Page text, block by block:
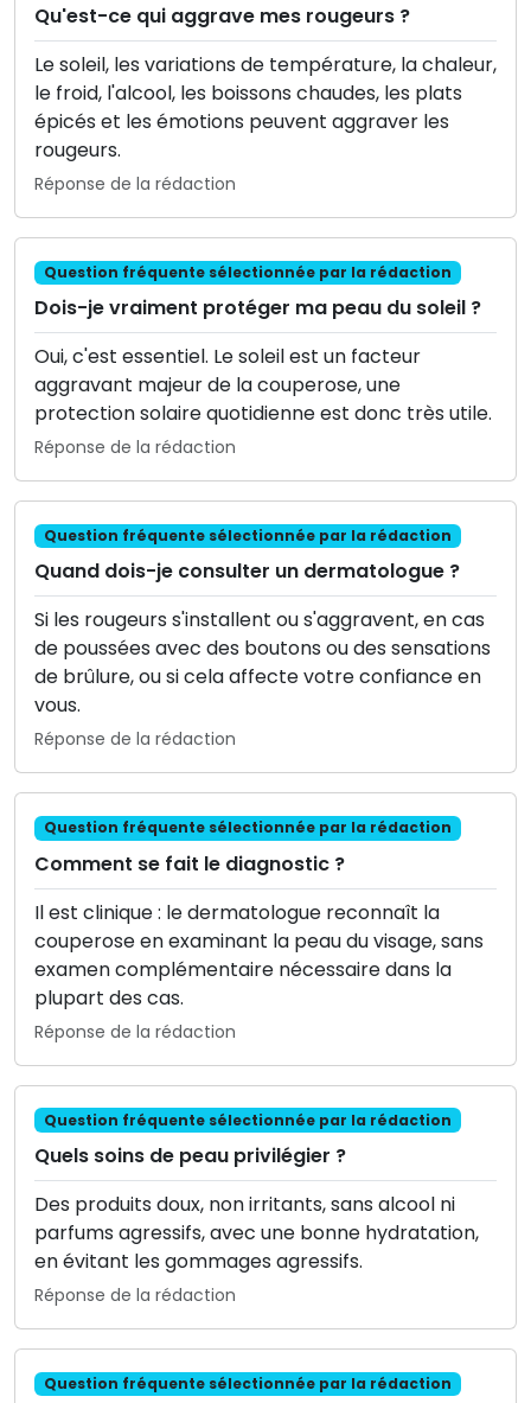
Qu'est-ce qui aggrave mes rougeurs ?
Le soleil, les variations de température, la chaleur,
le froid, l'alcool, les boissons chaudes, les plats
épicés et les émotions peuvent aggraver les
rougeurs.
Réponse de la rédaction
Question fréquente sélectionnée par la rédaction
Dois-je vraiment protéger ma peau du soleil ?
Oui, c'est essentiel. Le soleil est un facteur
aggravant majeur de la couperose, une
protection solaire quotidienne est donc très utile.
Réponse de la rédaction
Question fréquente sélectionnée par la rédaction
Quand dois-je consulter un dermatologue ?
Si les rougeurs s'installent ou s'aggravent, en cas
de poussées avec des boutons ou des sensations
de brûlure, ou si cela affecte votre confiance en
vous.
Réponse de la rédaction
Question fréquente sélectionnée par la rédaction
Comment se fait le diagnostic ?
Il est clinique : le dermatologue reconnaît la
couperose en examinant la peau du visage, sans
examen complémentaire nécessaire dans la
plupart des cas.
Réponse de la rédaction
Question fréquente sélectionnée par la rédaction
Quels soins de peau privilégier ?
Des produits doux, non irritants, sans alcool ni
parfums agressifs, avec une bonne hydratation,
en évitant les gommages agressifs.
Réponse de la rédaction
Question fréquente sélectionnée par la rédaction